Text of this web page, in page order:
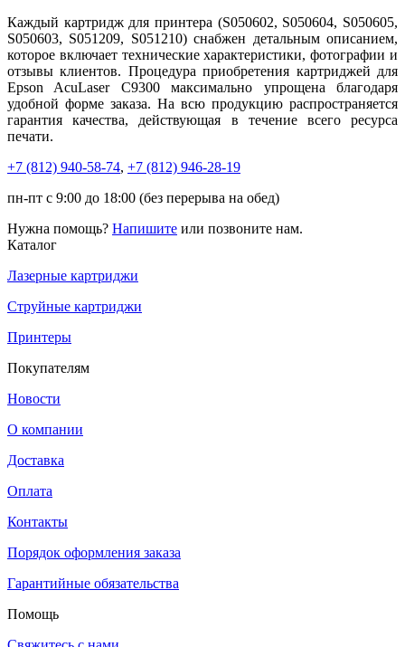
Каждый картридж для принтера (S050602, S050604, S050605,
S050603, S051209, S051210) снабжен детальным описанием,
которое включает технические характеристики, фотографии и
отзывы клиентов. Процедура приобретения картриджей для
Epson AcuLaser C9300 максимально упрощена благодаря
удобной форме заказа. На всю продукцию распространяется
гарантия качества, действующая в течение всего ресурса
печати.
+7 (812) 940-58-74, +7 (812) 946-28-19
пн-пт с 9:00 до 18:00 (без перерыва на обед)
Нужна помощь? Напишите или позвоните нам.
Каталог
Лазерные картриджи
Струйные картриджи
Принтеры
Покупателям
Новости
О компании
Доставка
Оплата
Контакты
Порядок оформления заказа
Гарантийные обязательства
Помощь